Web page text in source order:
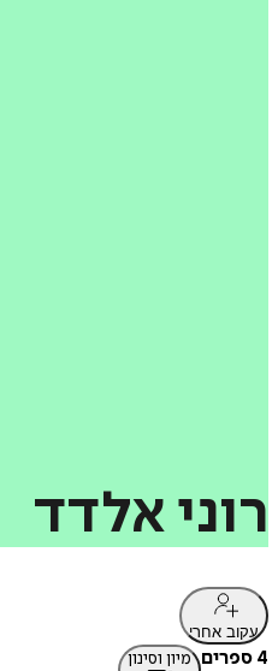
רוני אלדד
עקוב אחרי
4 ספרים מיון וסינון